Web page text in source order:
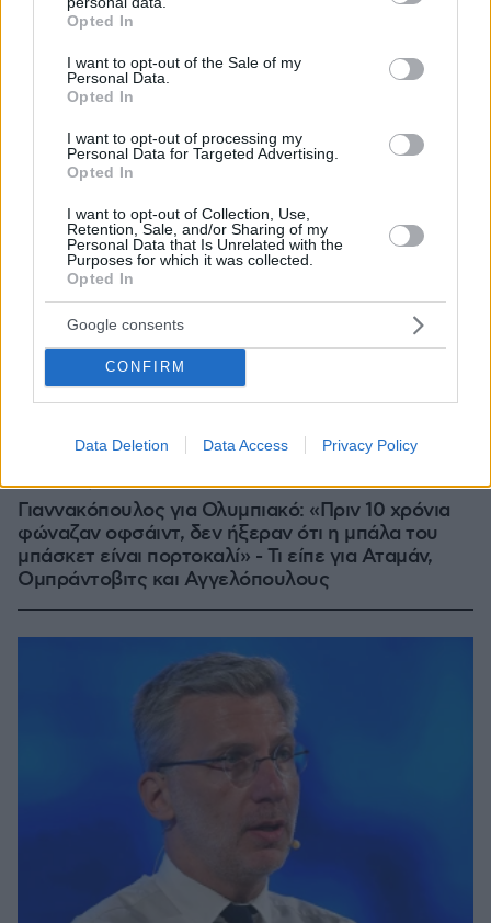
grant or deny consent to Google and its third-party tags to
use your data for below specified purposes in below Google
consent section.
Opted In
I want to opt-out of the Sale of my
Personal Data.
Opted In
I want to opt-out of processing my
Personal Data for Targeted Advertising.
Opted In
I want to opt-out of Collection, Use,
Retention, Sale, and/or Sharing of my
Personal Data that Is Unrelated with the
Purposes for which it was collected.
Opted In
Google consents
CONFIRM
Data Deletion Data Access Privacy Policy
Γιαννακόπουλος για Ολυμπιακό: «Πριν 10 χρόνια
φώναζαν οφσάιντ, δεν ήξεραν ότι η μπάλα του
μπάσκετ είναι πορτοκαλί» - Τι είπε για Αταμάν,
Ομπράντοβιτς και Αγγελόπουλους
09.08.2026, 18:32